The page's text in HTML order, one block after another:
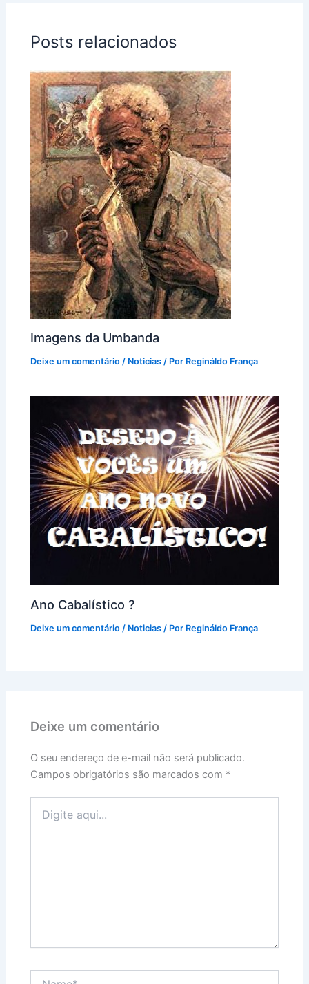
Posts relacionados
Imagens da Umbanda
Deixe um comentário / Noticias / Por Regináldo França
Ano Cabalístico ?
Deixe um comentário / Noticias / Por Regináldo França
Deixe um comentário
O seu endereço de e-mail não será publicado.
Campos obrigatórios são marcados com *
aqui...